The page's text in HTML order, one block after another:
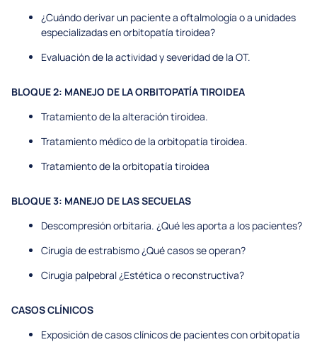
¿Cuándo derivar un paciente a oftalmología o a unidades
especializadas en orbitopatía tiroidea?
Evaluación de la actividad y severidad de la OT.
BLOQUE 2: MANEJO DE LA ORBITOPATÍA TIROIDEA
Tratamiento de la alteración tiroidea.
Tratamiento médico de la orbitopatía tiroidea.
Tratamiento de la orbitopatía tiroidea
BLOQUE 3: MANEJO DE LAS SECUELAS
Descompresión orbitaria. ¿Qué les aporta a los pacientes?
Cirugía de estrabismo ¿Qué casos se operan?
Cirugía palpebral ¿Estética o reconstructiva?
CASOS CLÍNICOS
Exposición de casos clínicos de pacientes con orbitopatía